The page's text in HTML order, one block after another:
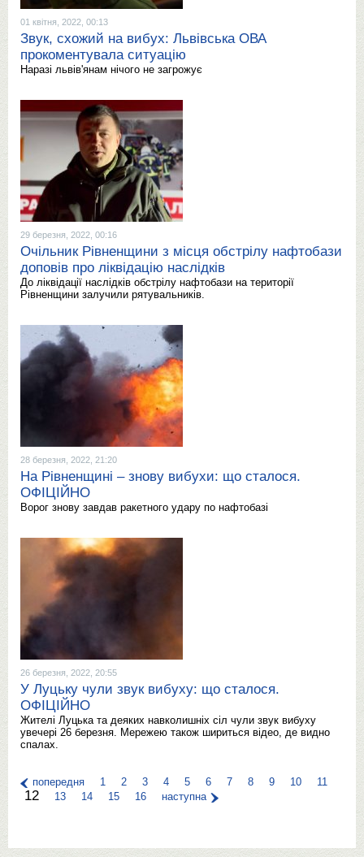
01 квітня, 2022, 00:13
Звук, схожий на вибух: Львівська ОВА
прокоментувала ситуацію
Наразі львів'янам нічого не загрожує
29 березня, 2022, 00:16
Очільник Рівненщини з місця обстрілу нафтобази
доповів про ліквідацію наслідків
До ліквідації наслідків обстрілу нафтобази на території
Рівненщини залучили рятувальників.
28 березня, 2022, 21:20
На Рівненщині – знову вибухи: що сталося.
ОФІЦІЙНО
Ворог знову завдав ракетного удару по нафтобазі
26 березня, 2022, 20:55
У Луцьку чули звук вибуху: що сталося.
ОФІЦІЙНО
Жителі Луцька та деяких навколишніх сіл чули звук вибуху
увечері 26 березня. Мережею також шириться відео, де видно
спалах.
попередня 1 2 3 4 5 6 7 8 9 10 11
12 13 14 15 16 наступна